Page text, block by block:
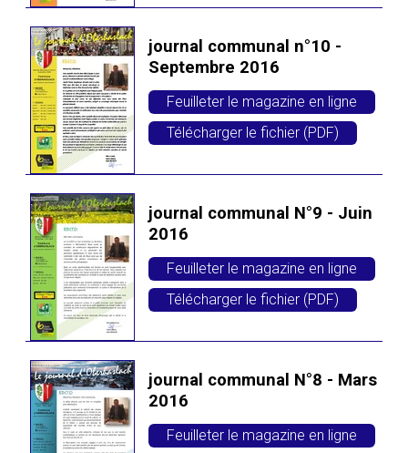
journal communal n°10 -
Septembre 2016
Feuilleter le magazine en ligne
Télécharger le fichier (PDF)
journal communal N°9 - Juin
2016
Feuilleter le magazine en ligne
Télécharger le fichier (PDF)
journal communal N°8 - Mars
2016
Feuilleter le magazine en ligne